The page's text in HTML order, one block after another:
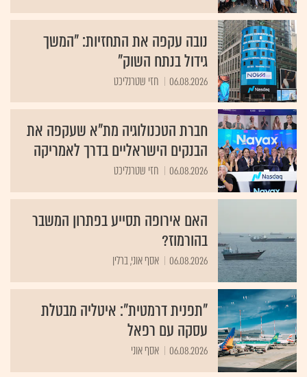
נובה עקפה את התחזיות: "המשך
גידול בנתח השוק"
06.08.2026 חזי שטרנליכט
חברת הטכנולוגיה מת"א שעקפה את
הבנקים הישראליים בדרך לאמריקה
06.08.2026 חזי שטרנליכט
האם אירופה תסייע בפתרון המשבר
בהורמוז?
06.08.2026 אסף אוני, ברלין
"תפנית דרמטית": איטליה מבטלת
עסקה עם רפאל
06.08.2026 אסף אוני